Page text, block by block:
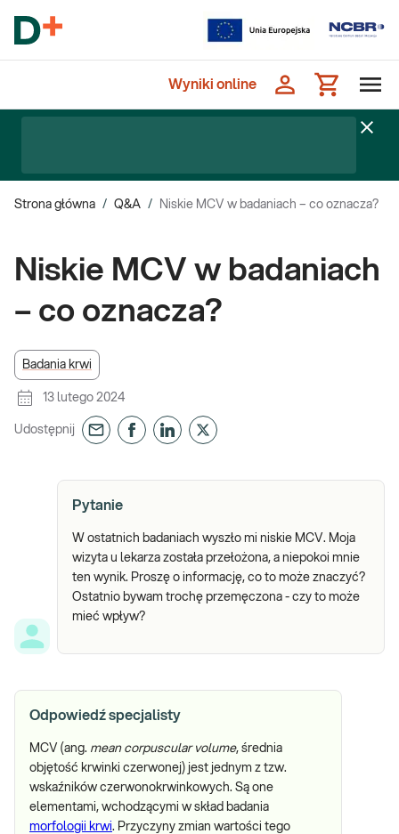
Wyniki online
Strona główna / Q&A / Niskie MCV w badaniach – co oznacza?
Niskie MCV w badaniach
– co oznacza?
Badania krwi
13 lutego 2024
Udostępnij
Pytanie
W ostatnich badaniach wyszło mi niskie MCV. Moja
wizyta u lekarza została przełożona, a niepokoi mnie
ten wynik. Proszę o informację, co to może znaczyć?
Ostatnio bywam trochę przemęczona - czy to może
mieć wpływ?
Odpowiedź specjalisty
MCV (ang. mean corpuscular volume, średnia
objętość krwinki czerwonej) jest jednym z tzw.
wskaźników czerwonokrwinkowych. Są one
elementami, wchodzącymi w skład badania
morfologii krwi. Przyczyny zmian wartości tego